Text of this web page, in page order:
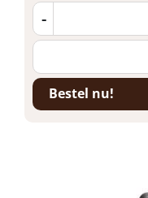
-
Bestel nu!